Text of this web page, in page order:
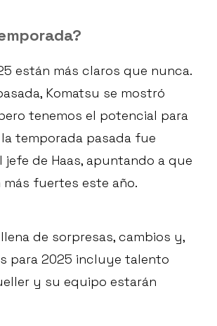
están más claros que nunca.
Komatsu se mostró
tenemos el potencial para
temporada pasada fue
de Haas, apuntando a que
más fuertes este año.
de sorpresas, cambios y,
para 2025 incluye talento
y su equipo estarán